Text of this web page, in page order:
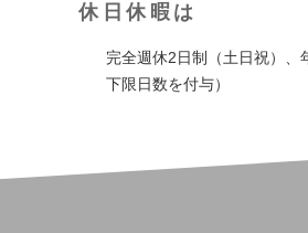
休日休暇は
完全週休2日制（土日祝）、
下限日数を付与）